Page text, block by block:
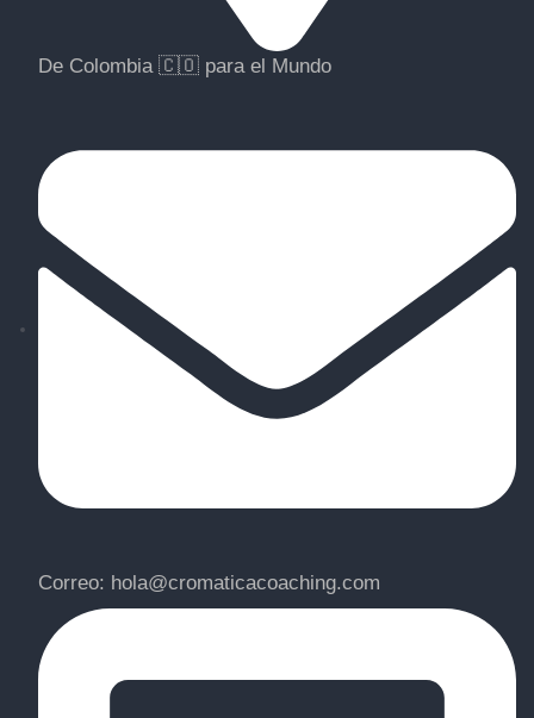
De Colombia 🇨🇴 para el Mundo
Correo: hola@cromaticacoaching.com